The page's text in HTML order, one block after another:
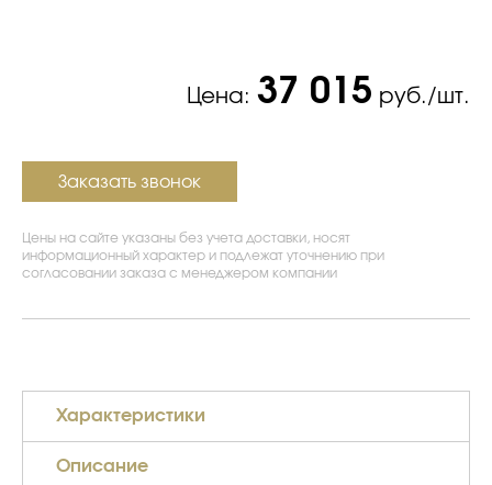
Цена: 37 015 руб./шт.
Заказать звонок
Цены на сайте указаны без учета доставки, носят
информационный характер и подлежат уточнению при
согласовании заказа с менеджером компании
Характеристики
Описание